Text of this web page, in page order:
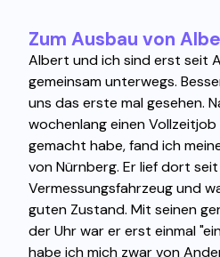
Zum Ausbau von
Albert und ich sind erst seit
gemeinsam unterwegs.
uns das erste mal gesehen.
wochenlang einen
gemacht habe, fand ich
von Nürnberg. Er lief dort
Vermessungsfahrzeug und
guten Zustand. Mit seinen
der Uhr war er erst einmal
habe ich mich zwar von